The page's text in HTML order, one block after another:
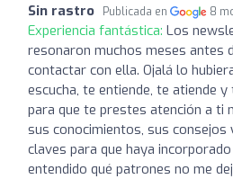
Sin rastro Publicada en 8
Experiencia fantástica: Los
resonaron muchos meses antes
contactar con ella. Ojalá lo
escucha, te entiende, te atiende
para que te prestes atención a ti
sus conocimientos, sus consejos
claves para que haya
entendido qué patrones no me